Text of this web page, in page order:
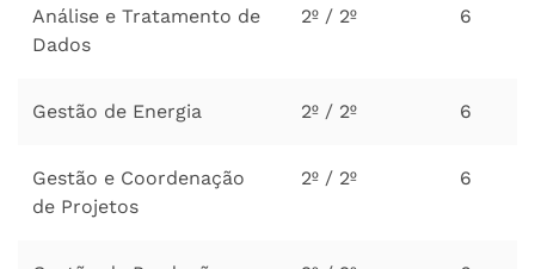
Análise e Tratamento de
Dados
2º / 2º 6
Gestão de Energia 2º / 2º 6
Gestão e Coordenação
de Projetos
2º / 2º 6